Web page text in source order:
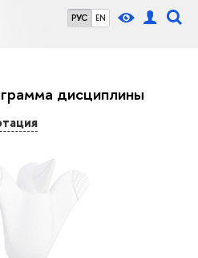
РУС EN
дисциплины